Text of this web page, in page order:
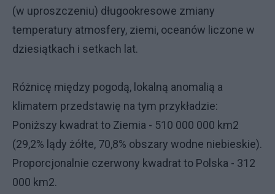
(w uproszczeniu) długookresowe zmiany
temperatury atmosfery, ziemi, oceanów liczone w
dziesiątkach i setkach lat.
Różnicę między pogodą, lokalną anomalią a
klimatem przedstawię na tym przykładzie:
Poniższy kwadrat to Ziemia - 510 000 000 km2
(29,2% lądy żółte, 70,8% obszary wodne niebieskie).
Proporcjonalnie czerwony kwadrat to Polska - 312
000 km2.